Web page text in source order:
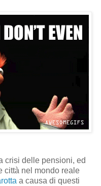
crisi delle pensioni, ed
città nel mondo reale
a causa di questi